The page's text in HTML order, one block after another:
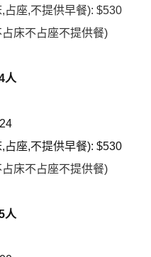
占座,不提供早餐): $530
床不占座不提供餐)
人
占座,不提供早餐): $530
床不占座不提供餐)
人